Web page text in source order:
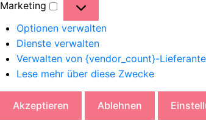
Marketing
Optionen verwalten
Dienste verwalten
Verwalten von {vendor_count}-
Lese mehr über diese Zwecke
Akzeptieren Ablehnen